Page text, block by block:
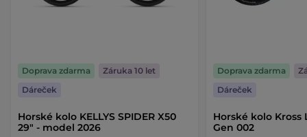
Horské kolo KELLYS SPIDER X50
29" - model 2026
Doprava zdarma
Záruka 10 let
Dáreček
Horské kolo Kross
Gen 002
Doprava zdarma
Dáreček